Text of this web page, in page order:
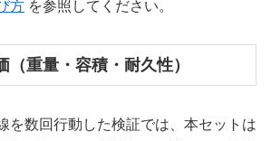
方 を参照してください。
（重量・容積・耐久性）
を数回行動した検証では、本セットは